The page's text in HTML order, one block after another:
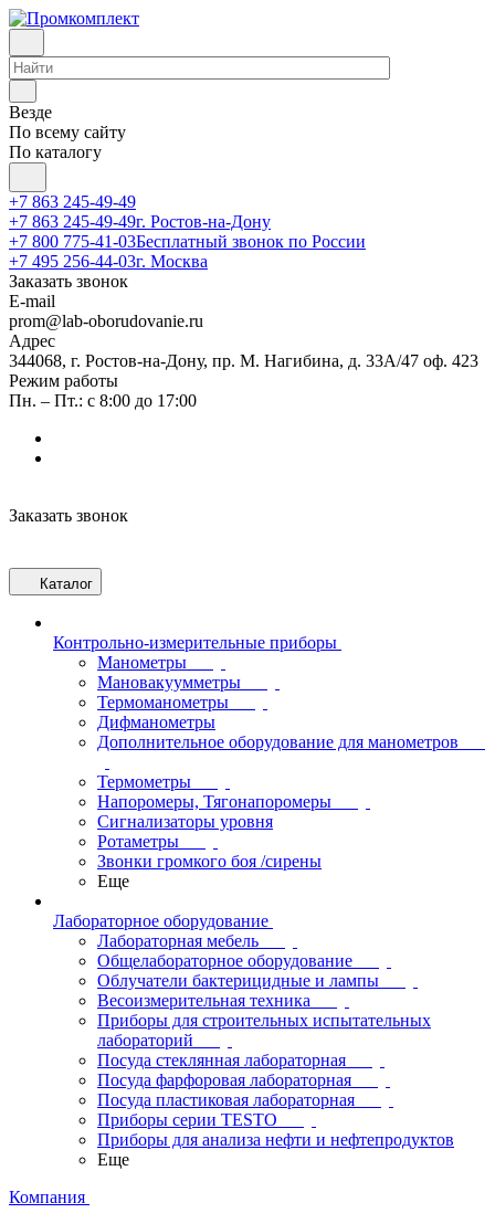
Везде
По всему сайту
По каталогу
+7 863 245-49-49
+7 863 245-49-49г. Ростов-на-Дону
+7 800 775-41-03Бесплатный звонок по России
+7 495 256-44-03г. Москва
Заказать звонок
E-mail
prom@lab-oborudovanie.ru
Адрес
344068, г. Ростов-на-Дону, пр. М. Нагибина, д. 33А/47 оф. 423
Режим работы
Пн. – Пт.: с 8:00 до 17:00
Заказать звонок
Каталог
Контрольно-измерительные приборы
Манометры
Мановакуумметры
Термоманометры
Дифманометры
Дополнительное оборудование для манометров
Термометры
Напоромеры, Тягонапоромеры
Сигнализаторы уровня
Ротаметры
Звонки громкого боя /сирены
Еще
Лабораторное оборудование
Лабораторная мебель
Общелабораторное оборудование
Облучатели бактерицидные и лампы
Весоизмерительная техника
Приборы для строительных испытательных
лабораторий
Посуда стеклянная лабораторная
Посуда фарфоровая лабораторная
Посуда пластиковая лабораторная
Приборы серии TESTO
Приборы для анализа нефти и нефтепродуктов
Еще
Компания